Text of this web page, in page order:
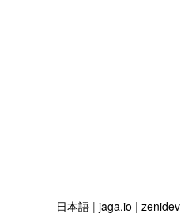
日本語 | jaga.io | zenidev